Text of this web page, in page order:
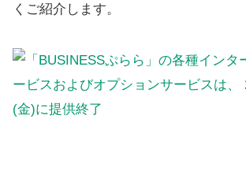
くご紹介します。